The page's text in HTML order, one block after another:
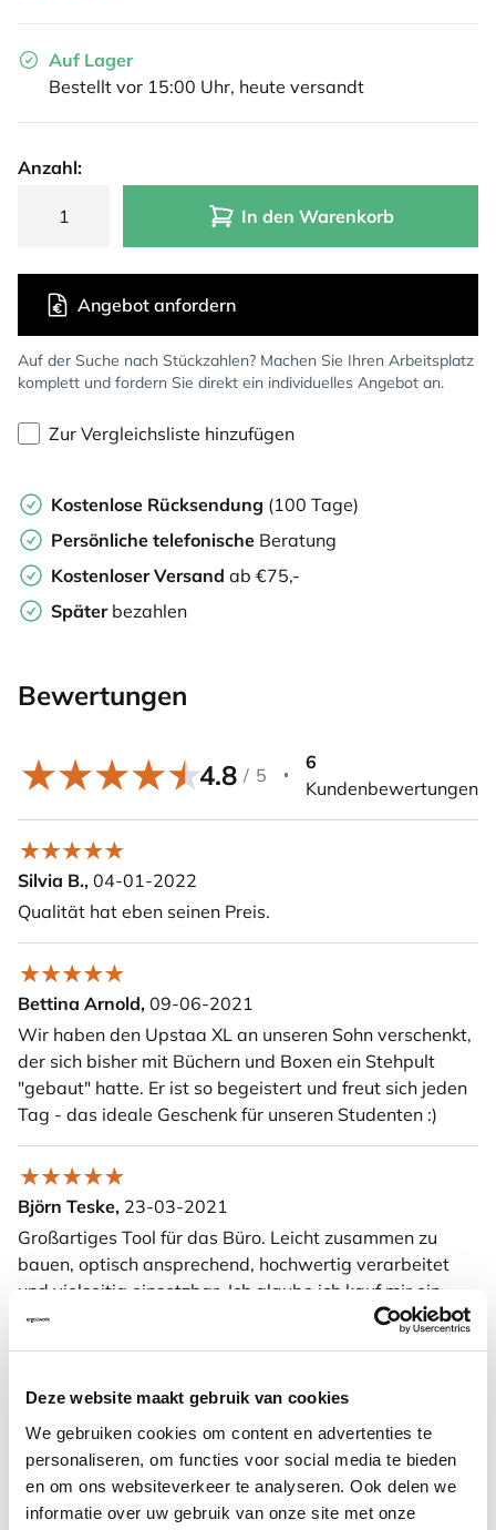
Deze website maakt gebruik van cookies
We gebruiken cookies om content en advertenties te
personaliseren, om functies voor social media te bieden
en om ons websiteverkeer te analyseren. Ook delen we
informatie over uw gebruik van onze site met onze
Auf Lager
Bestellt vor 15:00 Uhr, heute versandt
Anzahl:
In den Warenkorb
Auf der Suche nach Stückzahlen? Machen Sie Ihren Arbeitsplatz
komplett und fordern Sie direkt ein individuelles Angebot an.
Angebot anfordern
Zur Vergleichsliste hinzufügen
Kostenlose Rücksendung (100 Tage)
Persönliche telefonische Beratung
Kostenloser Versand ab €75,-
Später bezahlen
Bewertungen
4.8 / 5
6
Kundenbewertungen
Silvia B., 04-01-2022
Qualität hat eben seinen Preis.
Bettina Arnold, 09-06-2021
Wir haben den Upstaa XL an unseren Sohn verschenkt,
der sich bisher mit Büchern und Boxen ein Stehpult
"gebaut" hatte. Er ist so begeistert und freut sich jeden
Tag - das ideale Geschenk für unseren Studenten :)
Björn Teske, 23-03-2021
Großartiges Tool für das Büro. Leicht zusammen zu
bauen, optisch ansprechend, hochwertig verarbeitet
und vielseitig einsetzbar. Ich glaube ich kauf mir ein
zweites für mein anderes Büro.
Günter Warkowski, 05-03-2021
Durch Zufall drauf gestoßen (Zeitungsartikel). Nun total
happy,